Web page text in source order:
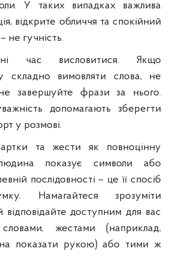
У таких випадках важлива
відкрите обличчя та спокійний
не гучність.
час висловитися. Якщо
складно вимовляти слова, не
завершуйте фрази за нього.
допомагають зберегти
у розмові.
та жести як повноцінну
показує символи або
послідовності – це її спосіб
Намагайтеся зрозуміти
відповідайте доступним для вас
жестами (наприклад,
показати рукою) або тими ж